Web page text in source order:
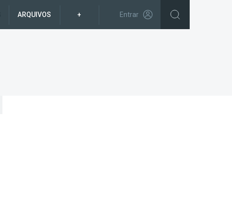
ARQUIVOS + Entrar